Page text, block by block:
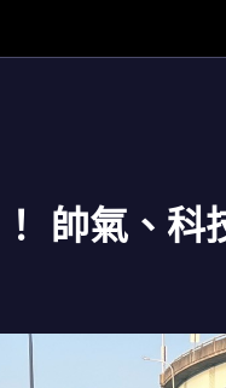
帥氣、科